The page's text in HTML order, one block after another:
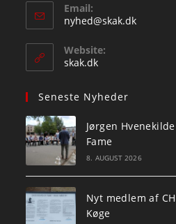
Email:
nyhed@skak.dkOpens
Website:
skak.dk
Seneste Nyheder
Jørgen
Fame
8. AUGUST 2026
Nyt medlem af
Køge